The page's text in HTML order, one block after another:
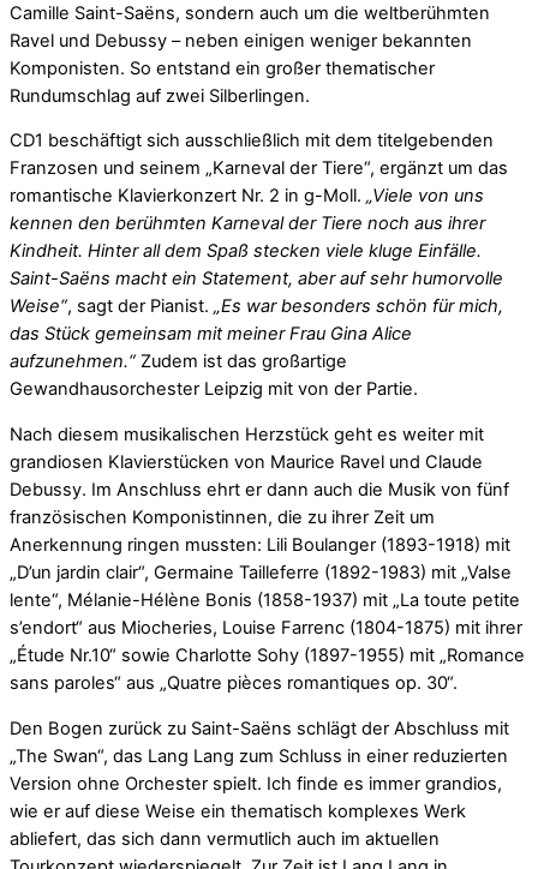
Camille Saint-Saëns, sondern auch um die weltberühmten
Ravel und Debussy – neben einigen weniger bekannten
Komponisten. So entstand ein großer thematischer
Rundumschlag auf zwei Silberlingen.
CD1 beschäftigt sich ausschließlich mit dem titelgebenden
Franzosen und seinem „Karneval der Tiere“, ergänzt um das
romantische Klavierkonzert Nr. 2 in g-Moll. „Viele von uns
kennen den berühmten Karneval der Tiere noch aus ihrer
Kindheit. Hinter all dem Spaß stecken viele kluge Einfälle.
Saint-Saëns macht ein Statement, aber auf sehr humorvolle
Weise“, sagt der Pianist. „Es war besonders schön für mich,
das Stück gemeinsam mit meiner Frau Gina Alice
aufzunehmen.“ Zudem ist das großartige
Gewandhausorchester Leipzig mit von der Partie.
Nach diesem musikalischen Herzstück geht es weiter mit
grandiosen Klavierstücken von Maurice Ravel und Claude
Debussy. Im Anschluss ehrt er dann auch die Musik von fünf
französischen Komponistinnen, die zu ihrer Zeit um
Anerkennung ringen mussten: Lili Boulanger (1893-1918) mit
„D’un jardin clair“, Germaine Tailleferre (1892-1983) mit „Valse
lente“, Mélanie-Hélène Bonis (1858-1937) mit „La toute petite
s’endort“ aus Miocheries, Louise Farrenc (1804-1875) mit ihrer
„Étude Nr.10“ sowie Charlotte Sohy (1897-1955) mit „Romance
sans paroles“ aus „Quatre pièces romantiques op. 30“.
Den Bogen zurück zu Saint-Saëns schlägt der Abschluss mit
„The Swan“, das Lang Lang zum Schluss in einer reduzierten
Version ohne Orchester spielt. Ich finde es immer grandios,
wie er auf diese Weise ein thematisch komplexes Werk
abliefert, das sich dann vermutlich auch im aktuellen